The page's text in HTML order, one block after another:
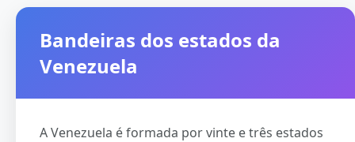
Bandeiras dos estados da
Venezuela
A Venezuela é formada por vinte e três estados